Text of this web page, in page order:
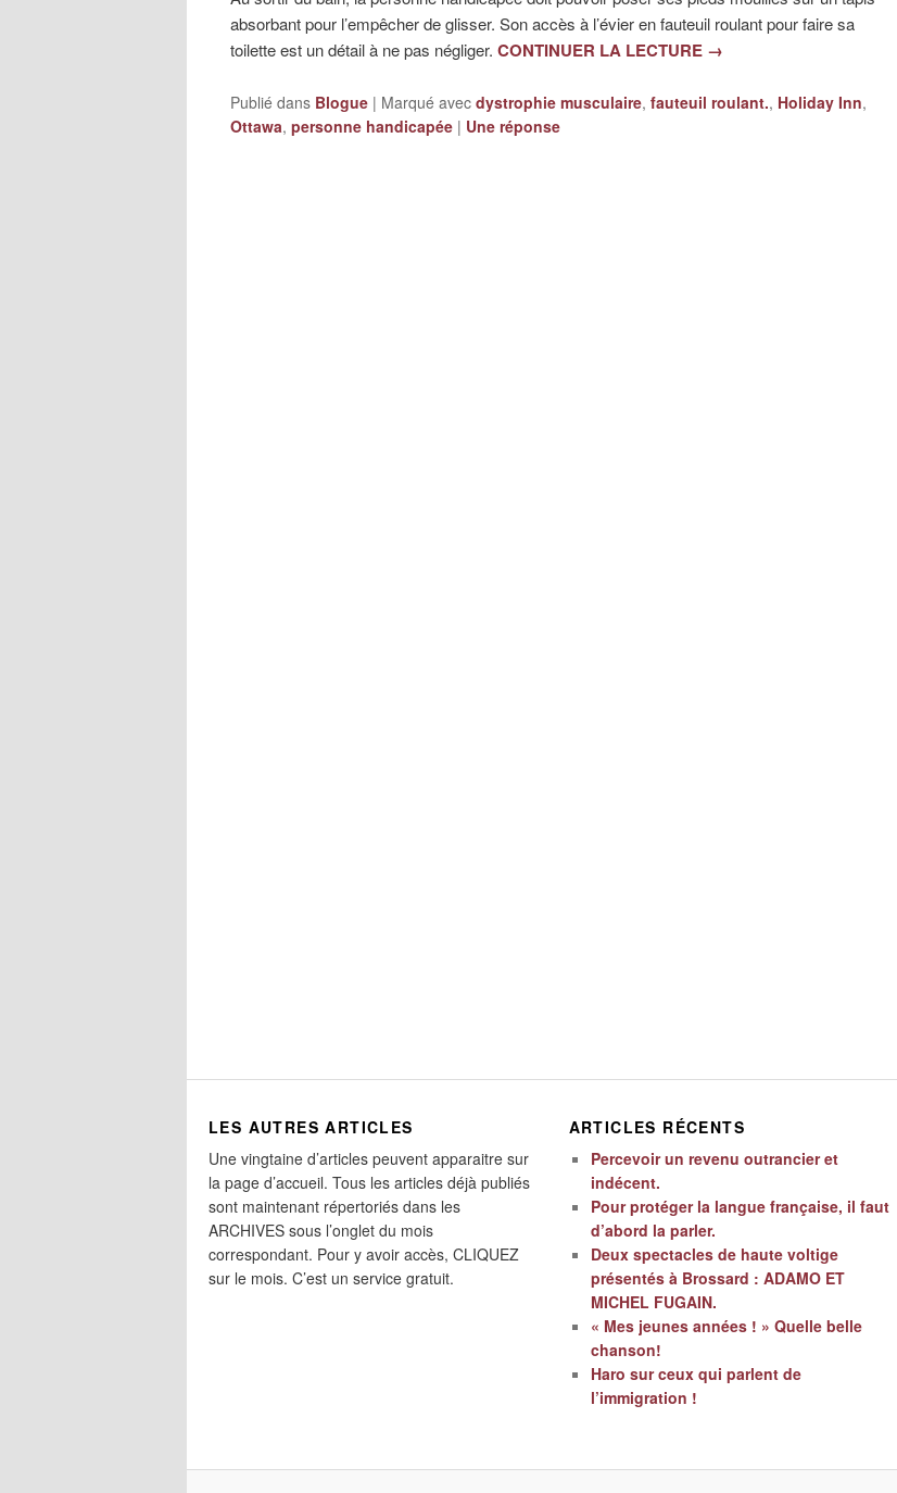
absorbant pour l’empêcher de glisser. Son accès à l’évier en fauteuil roulant pour faire sa
toilette est un détail à ne pas négliger. CONTINUER LA LECTURE →
Publié dans Blogue | Marqué avec dystrophie musculaire, fauteuil roulant., Holiday Inn,
Ottawa, personne handicapée | Une réponse
LES AUTRES ARTICLES
Une vingtaine d’articles peuvent apparaitre sur
la page d’accueil. Tous les articles déjà publiés
sont maintenant répertoriés dans les
ARCHIVES sous l’onglet du mois
correspondant. Pour y avoir accès, CLIQUEZ
sur le mois. C’est un service gratuit.
ARTICLES RÉCENTS
Percevoir un revenu outrancier et
indécent.
Pour protéger la langue française, il faut
d’abord la parler.
Deux spectacles de haute voltige
présentés à Brossard : ADAMO ET
MICHEL FUGAIN.
« Mes jeunes années ! » Quelle belle
chanson!
Haro sur ceux qui parlent de
l’immigration !